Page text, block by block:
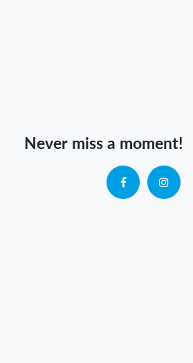
Never miss a moment!